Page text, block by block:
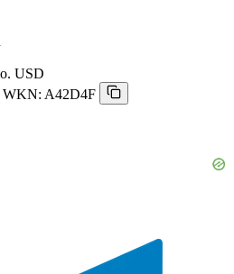
USD
WKN: A42D4F